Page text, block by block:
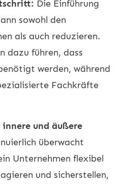
Die Einführung
sowohl den
als auch reduzieren.
dazu führen, dass
werden, während
Fachkräfte
und äußere
überwacht
Unternehmen flexibel
und sicherstellen,